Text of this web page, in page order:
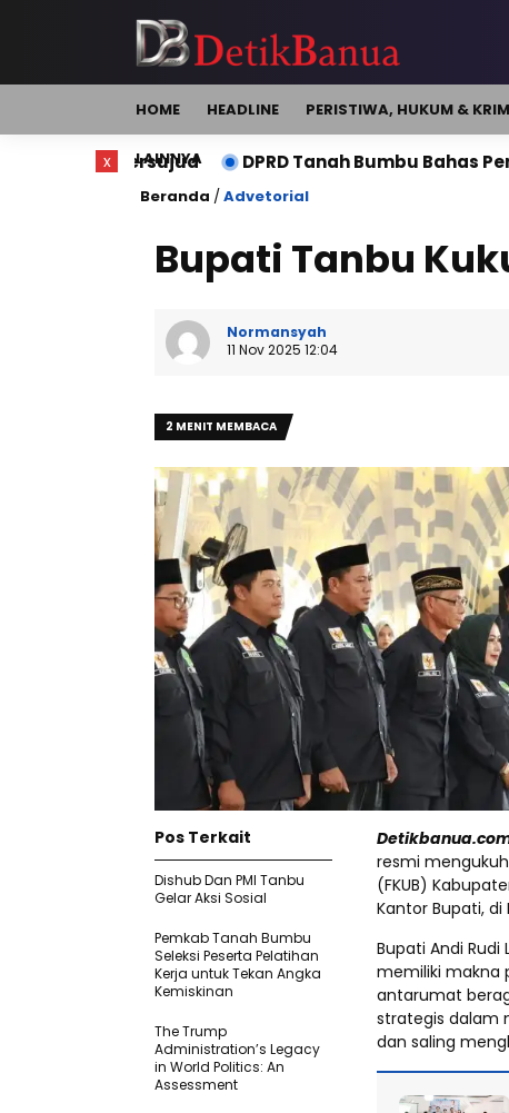
HOME HEADLINE PERISTIWA, HUKUM &
LAINNYA
DPRD Tanah Bumbu Bahas Perubahan
Beranda /Advetorial
Bupati Tanbu
Normansyah
11 Nov 2025 12:04
2 MENIT MEMBACA
resmi
(FKUB)
Kantor Bupati, di
Bupati Andi
memiliki makna
antarumat
strategis dalam
dan saling
Pos Terkait
Dishub Dan PMI Tanbu
Gelar Aksi Sosial
Pemkab Tanah Bumbu
Seleksi Peserta Pelatihan
Kerja untuk Tekan Angka
Kemiskinan
The Trump
Administration’s Legacy
in World Politics: An
Assessment
x